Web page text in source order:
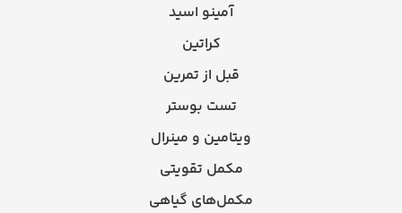
آمینو اسید
کراتین
قبل از تمرین
تست بوستر
ویتامین و مینرال
مکمل تقویتی
مکمل‌های گیاهی